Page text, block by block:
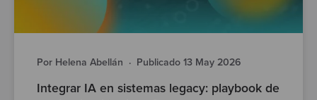
Por Helena Abellán · Publicado 13 May 2026
Integrar IA en sistemas legacy: playbook de